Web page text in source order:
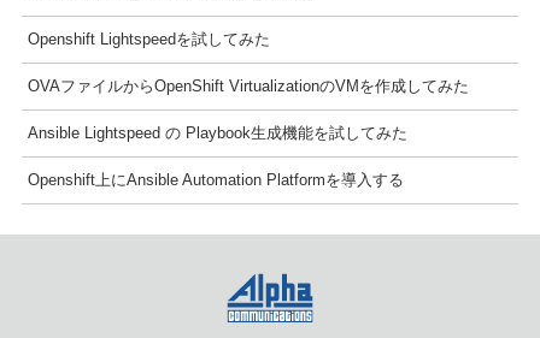
Openshift Lightspeedを試してみた
OVAファイルからOpenShift VirtualizationのVMを作成してみた
Ansible Lightspeed の Playbook生成機能を試してみた
Openshift上にAnsible Automation Platformを導入する